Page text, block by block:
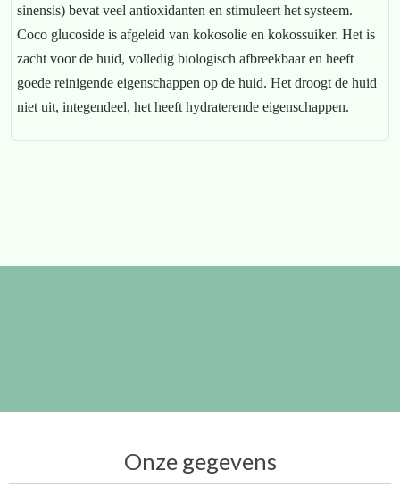
sinensis) bevat veel antioxidanten en stimuleert het systeem.
Coco glucoside is afgeleid van kokosolie en kokossuiker. Het is
zacht voor de huid, volledig biologisch afbreekbaar en heeft
goede reinigende eigenschappen op de huid. Het droogt de huid
niet uit, integendeel, het heeft hydraterende eigenschappen.
Onze gegevens